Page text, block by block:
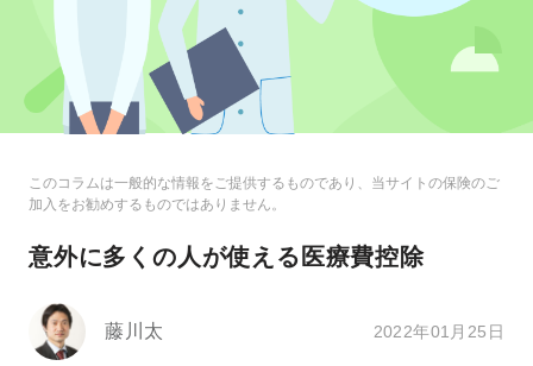
このコラムは一般的な情報をご提供するものであり、当サイトの保険のご
加入をお勧めするものではありません。
意外に多くの人が使える医療費控除
藤川太 2022年01月25日